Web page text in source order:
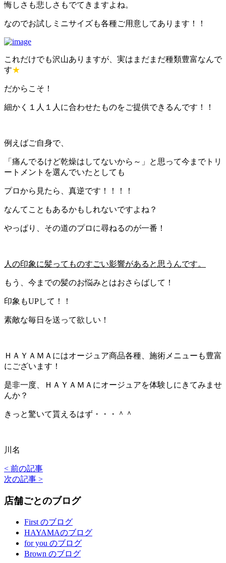
悔しさも悲しさもでてきますよね。
なのでお試しミニサイズも各種ご用意してあります！！
これだけでも沢山ありますが、実はまだまだ種類豊富なんで
す★
だからこそ！
細かく１人１人に合わせたものをご提供できるんです！！
例えばご自身で、
「痛んでるけど乾燥はしてないから～」と思って今までトリ
ートメントを選んでいたとしても
プロから見たら、真逆です！！！！
なんてこともあるかもしれないですよね？
やっぱり、その道のプロに尋ねるのが一番！
人の印象に髪ってものすごい影響があると思うんです。
もう、今までの髪のお悩みとはおさらばして！
印象もUPして！！
素敵な毎日を送って欲しい！
ＨＡＹＡＭＡにはオージュア商品各種、施術メニューも豊富
にございます！
是非一度、ＨＡＹＡＭＡにオージュアを体験しにきてみませ
んか？
きっと驚いて貰えるはず・・・＾＾
川名
< 前の記事
次の記事 >
店舗ごとのブログ
First のブログ
HAYAMAのブログ
for you のブログ
Brown のブログ